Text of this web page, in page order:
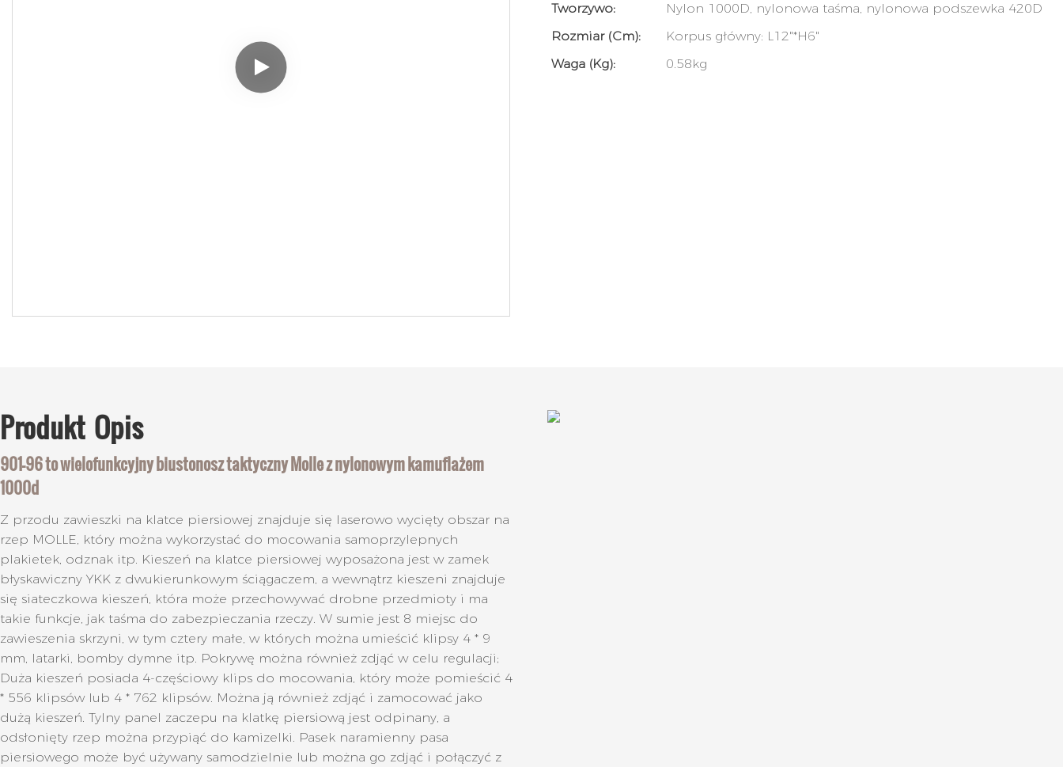
Tworzywo:
Nylon 1000D, nylonowa taśma, nylonowa podszewka 420D
Rozmiar (cm):
Korpus główny: L12"*H6"
Waga (kg):
0.58kg
Produkt Opis
901-96 to wielofunkcyjny biustonosz taktyczny Molle z nylonowym kamuflażem
1000d
Z przodu zawieszki na klatce piersiowej znajduje się laserowo wycięty obszar na
rzep MOLLE, który można wykorzystać do mocowania samoprzylepnych
plakietek, odznak itp. Kieszeń na klatce piersiowej wyposażona jest w zamek
błyskawiczny YKK z dwukierunkowym ściągaczem, a wewnątrz kieszeni znajduje
się siateczkowa kieszeń, która może przechowywać drobne przedmioty i ma
takie funkcje, jak taśma do zabezpieczania rzeczy. W sumie jest 8 miejsc do
zawieszenia skrzyni, w tym cztery małe, w których można umieścić klipsy 4 * 9
mm, latarki, bomby dymne itp. Pokrywę można również zdjąć w celu regulacji;
Duża kieszeń posiada 4-częściowy klips do mocowania, który może pomieścić 4
* 556 klipsów lub 4 * 762 klipsów. Można ją również zdjąć i zamocować jako
dużą kieszeń. Tylny panel zaczepu na klatkę piersiową jest odpinany, a
odsłonięty rzep można przypiąć do kamizelki. Pasek naramienny pasa
piersiowego może być używany samodzielnie lub można go zdjąć i połączyć z